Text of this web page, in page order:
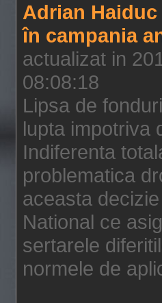
Adrian
în campania
actualizat in
08:08:18
Lipsa de
lupta impotriva
Indiferenta
problematica
aceasta
National ce
sertarele
normele de